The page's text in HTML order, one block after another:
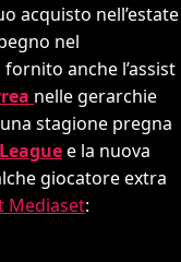
acquisto nell’estate
nel
anche l’assist
nelle gerarchie
stagione pregna
e la nuova
giocatore extra
Mediaset: